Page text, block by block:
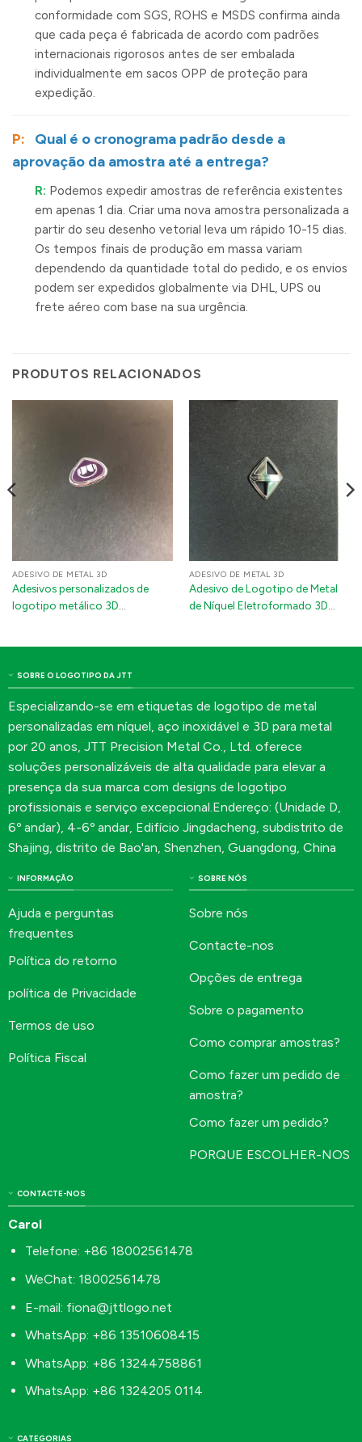
conformidade com SGS, ROHS e MSDS confirma ainda
que cada peça é fabricada de acordo com padrões
internacionais rigorosos antes de ser embalada
individualmente em sacos OPP de proteção para
expedição.
P:
Qual é o cronograma padrão desde a
aprovação da amostra até a entrega?
R: Podemos expedir amostras de referência existentes
em apenas 1 dia. Criar uma nova amostra personalizada a
partir do seu desenho vetorial leva um rápido 10-15 dias.
Os tempos finais de produção em massa variam
dependendo da quantidade total do pedido, e os envios
podem ser expedidos globalmente via DHL, UPS ou
frete aéreo com base na sua urgência.
PRODUTOS RELACIONADOS
ADESIVO DE METAL 3D
Adesivos personalizados de
logotipo metálico 3D
premium e produtos eletrônicos
ADESIVO DE METAL 3D
Adesivo de Logotipo de Metal
de Níquel Eletroformado 3D
SOBRE O LOGOTIPO DA JTT
Especializando-se em etiquetas de logotipo de metal
personalizadas em níquel, aço inoxidável e 3D para metal
por 20 anos, JTT Precision Metal Co., Ltd. oferece
soluções personalizáveis de alta qualidade para elevar a
presença da sua marca com designs de logotipo
profissionais e serviço excepcional.Endereço: (Unidade D,
6º andar), 4-6º andar, Edifício Jingdacheng, subdistrito de
Shajing, distrito de Bao'an, Shenzhen, Guangdong, China
INFORMAÇÃO
Ajuda e perguntas
frequentes
Política do retorno
política de Privacidade
Termos de uso
Política Fiscal
SOBRE NÓS
Sobre nós
Contacte-nos
Opções de entrega
Sobre o pagamento
Como comprar amostras?
Como fazer um pedido de
amostra?
Como fazer um pedido?
PORQUE ESCOLHER-NOS
CATEGORIAS
CONTACTE-NOS
Carol
Telefone: +86 18002561478
WeChat: 18002561478
E-mail: fiona@jttlogo.net
WhatsApp: +86 13510608415
WhatsApp: +86 13244758861
WhatsApp: +86 1324205 0114